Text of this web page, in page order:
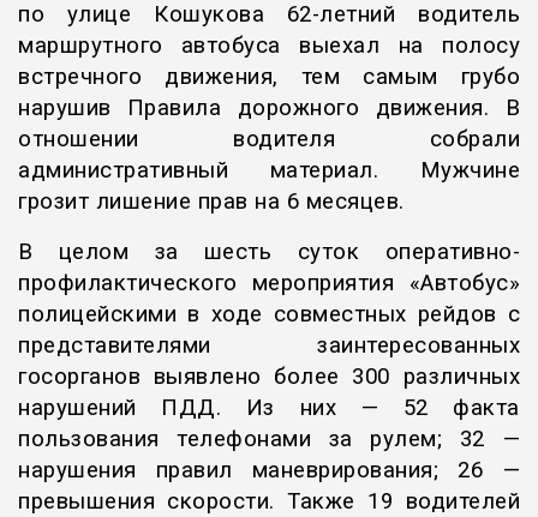
по улице Кошукова 62-летний водитель
маршрутного автобуса выехал на полосу
встречного движения, тем самым грубо
нарушив Правила дорожного движения. В
отношении водителя собрали
административный материал. Мужчине
грозит лишение прав на 6 месяцев.
В целом за шесть суток оперативно-
профилактического мероприятия «Автобус»
полицейскими в ходе совместных рейдов с
представителями заинтересованных
госорганов выявлено более 300 различных
нарушений ПДД. Из них — 52 факта
пользования телефонами за рулем; 32 —
нарушения правил маневрирования; 26 —
превышения скорости. Также 19 водителей